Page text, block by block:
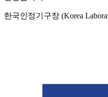
한국인정기구장 (Korea